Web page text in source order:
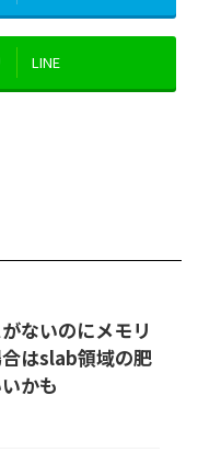
LINE
ないのにメモリ
はslab領域の肥
かも